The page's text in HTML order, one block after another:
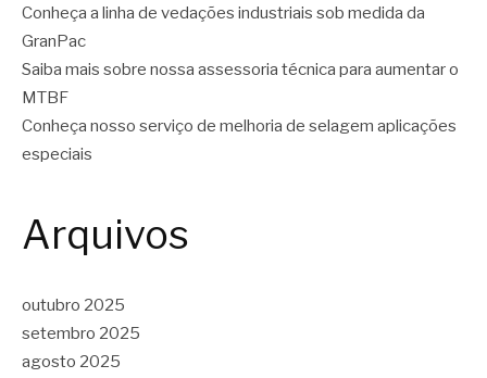
Conheça a linha de vedações industriais sob medida da
GranPac
Saiba mais sobre nossa assessoria técnica para aumentar o
MTBF
Conheça nosso serviço de melhoria de selagem aplicações
especiais
Arquivos
outubro 2025
setembro 2025
agosto 2025